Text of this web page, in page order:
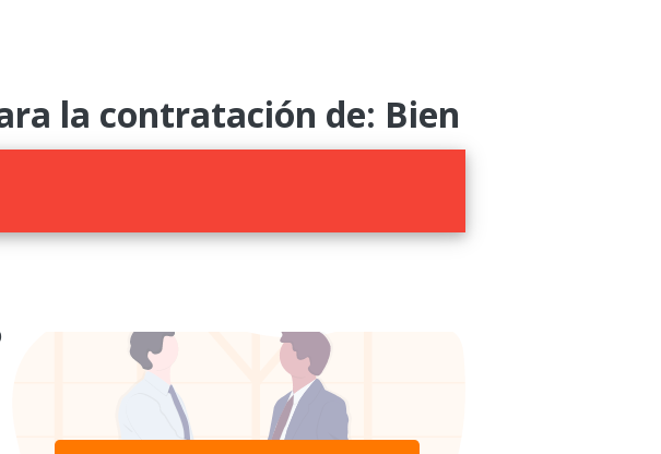
la contratación de: Bien